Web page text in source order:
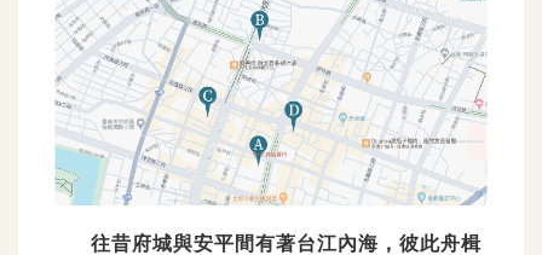
往昔府城與安平間有著台江內海，彼此舟楫